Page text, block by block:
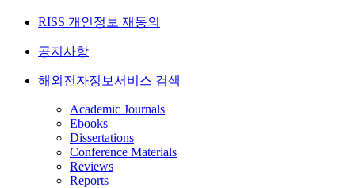
RISS 개인정보 재동의
공지사항
해외전자정보서비스 검색
Academic Journals
Ebooks
Dissertations
Conference Materials
Reviews
Reports